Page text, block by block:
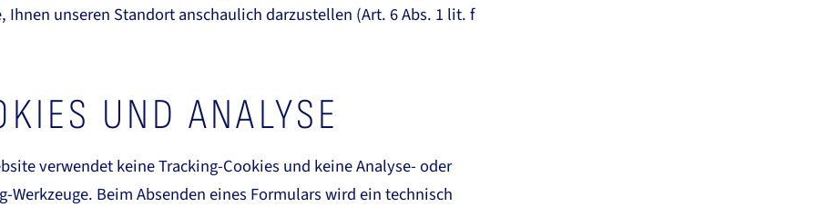
Ihnen unseren Standort anschaulich darzustellen (Art. 6 Abs. 1 lit. f
UND ANALYSE
verwendet keine Tracking-Cookies und keine Analyse- oder
Werkzeuge. Beim Absenden eines Formulars wird ein technisch